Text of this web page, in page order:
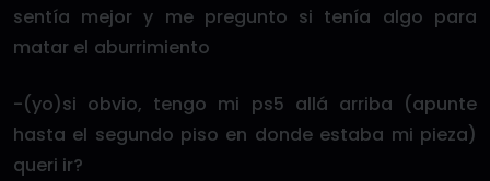
sentía mejor y me pregunto si tenía algo para
matar el aburrimiento
-(yo)si obvio, tengo mi ps5 allá arriba (apunte
hasta el segundo piso en donde estaba mi pieza)
queri ir?